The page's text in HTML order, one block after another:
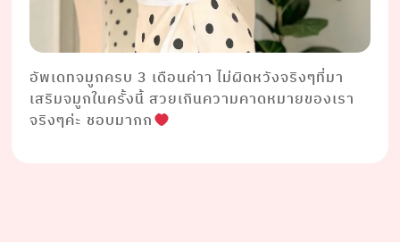
อัพเดทจมูกครบ 3 เดือนค่าา ไม่ผิดหวังจริงๆที่มา
เสริมจมูกในครั้งนี้ สวยเกินความคาดหมายของเรา
จริงๆค่ะ ชอบมากก